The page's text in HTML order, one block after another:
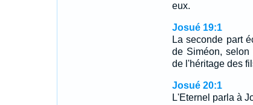
eux.
Josué 19:1
La seconde part
de Siméon,
de l'héritage des
Josué 20:1
L'Eternel parla à